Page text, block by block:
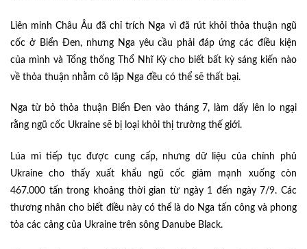
Liên minh Châu Âu đã chỉ trích Nga vì đã rút khỏi thỏa thuận ngũ
cốc ở Biển Đen, nhưng Nga yêu cầu phải đáp ứng các điều kiện
của mình và Tổng thống Thổ Nhĩ Kỳ cho biết bất kỳ sáng kiến nào
về thỏa thuận nhằm cô lập Nga đều có thể sẽ thất bại.
Nga từ bỏ thỏa thuận Biển Đen vào tháng 7, làm dấy lên lo ngại
rằng ngũ cốc Ukraine sẽ bị loại khỏi thị trường thế giới.
Lúa mì tiếp tục được cung cấp, nhưng dữ liệu của chính phủ
Ukraine cho thấy xuất khẩu ngũ cốc giảm mạnh xuống còn
467.000 tấn trong khoảng thời gian từ ngày 1 đến ngày 7/9. Các
thương nhân cho biết điều này có thể là do Nga tấn công và phong
tỏa các cảng của Ukraine trên sông Danube Black.